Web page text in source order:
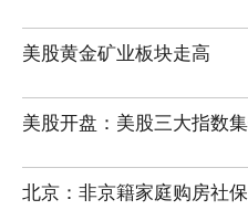
美股黄金矿业板块走高
美股开盘：美股三大指数
北京：非京籍家庭购房社